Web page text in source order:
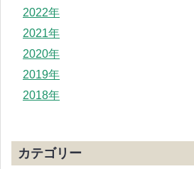
2022年
2021年
2020年
2019年
2018年
カテゴリー